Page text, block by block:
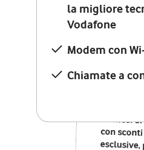
la migliore
Vodafone
Modem con
Chiamate a
Vodafone
Modem
numeri
nazionali
12 mesi
con